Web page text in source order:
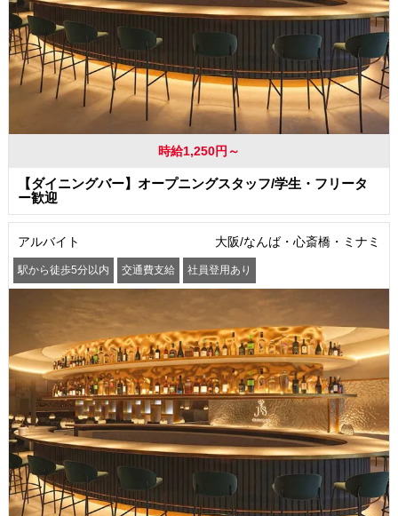
時給1,250円～
【ダイニングバー】オープニングスタッフ/学生・フリータ
ー歓迎
アルバイト 大阪/なんば・心斎橋・ミナミ
駅から徒歩5分以内 交通費支給 社員登用あり